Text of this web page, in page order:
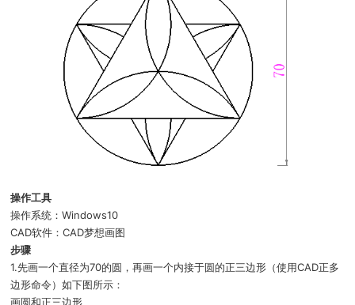
操作工具
操作系统：Windows10
CAD软件：CAD梦想画图
步骤
1.先画一个直径为70的圆，再画一个内接于圆的正三边形（使用CAD正多
边形命令）如下图所示：
画圆和正三边形